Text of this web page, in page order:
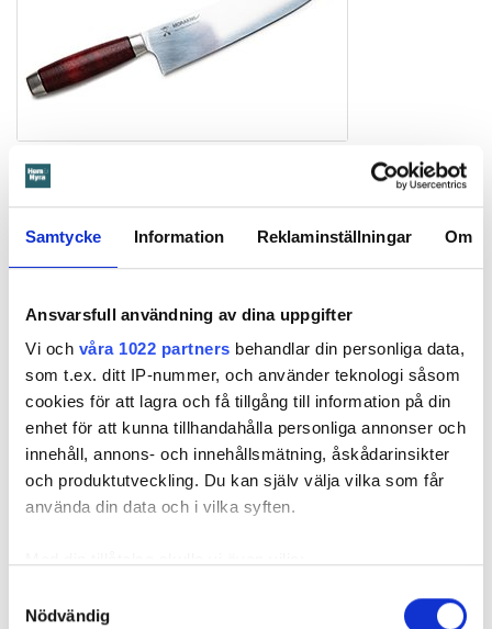
Samtycke Information Reklaminställningar Om
Ansvarsfull användning av dina uppgifter
Vi och våra 1022 partners behandlar din personliga data,
som t.ex. ditt IP-nummer, och använder teknologi såsom
cookies för att lagra och få tillgång till information på din
enhet för att kunna tillhandahålla personliga annonser och
innehåll, annons- och innehållsmätning, åskådarinsikter
och produktutveckling. Du kan själv välja vilka som får
använda din data och i vilka syften.
som kan ha en noggrannhet på upp till flera meter
Nödvändig
Totalbetyg 7,6
Knivbladets längd (cm)
22,0
Vikt (gram)
175
Stansat blad inkl s k tånge i rostfritt stål. Handtag i trä.
Knivstålets hårdhet (HRC)
58,5
Skärpa nyskick / återskärpt (mm)*
68 / 54
Slitagetålighet, totalt skärdjup (mm)**
263
Knivbladets böjtålighet, ­maxbelastning (N)
75
Kommentar Knappt godkänd skärpa och blir slö ­snabbast.
Kraftigt knivblad.
Fakta:Fakta om testet
Det brittiska laboratoriet ­CATRA, specialiserade på knivar